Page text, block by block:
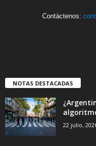
Contáctenos:
NOTAS DESTACADAS
22 julio,